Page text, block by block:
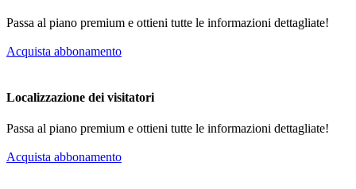
Passa al piano premium e ottieni tutte le informazioni dettagliate!
Acquista abbonamento
Localizzazione dei visitatori
Passa al piano premium e ottieni tutte le informazioni dettagliate!
Acquista abbonamento